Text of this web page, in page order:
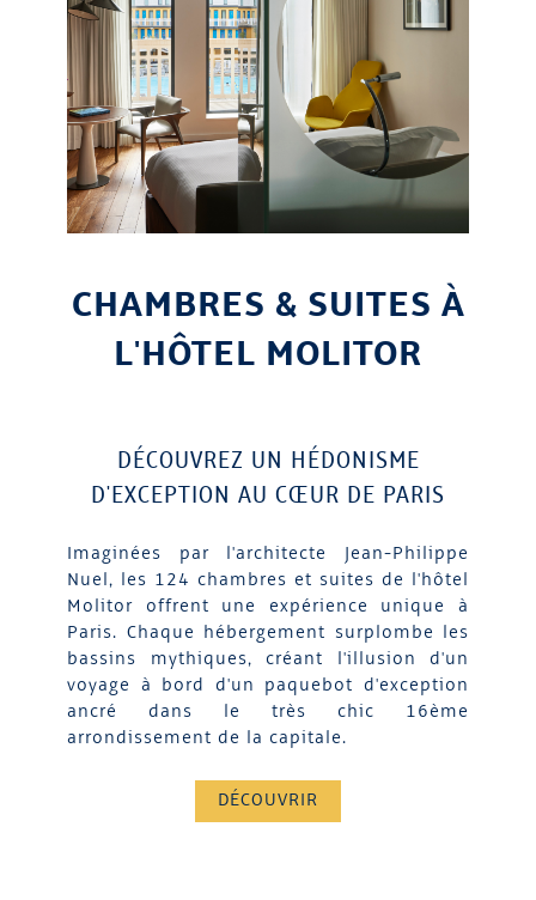
CHAMBRES & SUITES À
L'HÔTEL MOLITOR
DÉCOUVREZ UN HÉDONISME
D'EXCEPTION AU CŒUR DE PARIS
Imaginées par l'architecte Jean-Philippe
Nuel, les 124 chambres et suites de l'hôtel
Molitor offrent une expérience unique à
Paris. Chaque hébergement surplombe les
bassins mythiques, créant l'illusion d'un
voyage à bord d'un paquebot d'exception
ancré dans le très chic 16ème
arrondissement de la capitale.
DÉCOUVRIR